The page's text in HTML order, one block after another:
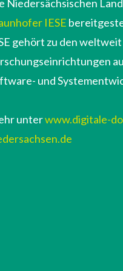
Niedersächsischen
IESE
gehört zu den
und
unterwww.digitale-